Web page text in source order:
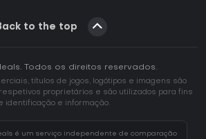
to the top
Todos os direitos reservados.
títulos de jogos, logótipos e imagens são
proprietários e são utilizados para fins
identificação e informação.
é um serviço independente de comparação